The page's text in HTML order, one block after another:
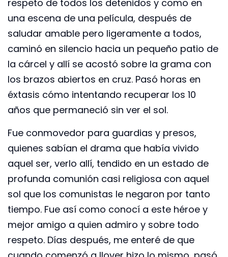
respeto de todos los detenidos y como en
una escena de una película, después de
saludar amable pero ligeramente a todos,
caminó en silencio hacia un pequeño patio de
la cárcel y allí se acostó sobre la grama con
los brazos abiertos en cruz. Pasó horas en
éxtasis cómo intentando recuperar los 10
años que permaneció sin ver el sol.
Fue conmovedor para guardias y presos,
quienes sabían el drama que había vivido
aquel ser, verlo allí, tendido en un estado de
profunda comunión casi religiosa con aquel
sol que los comunistas le negaron por tanto
tiempo. Fue así como conocí a este héroe y
mejor amigo a quien admiro y sobre todo
respeto. Días después, me enteré de que